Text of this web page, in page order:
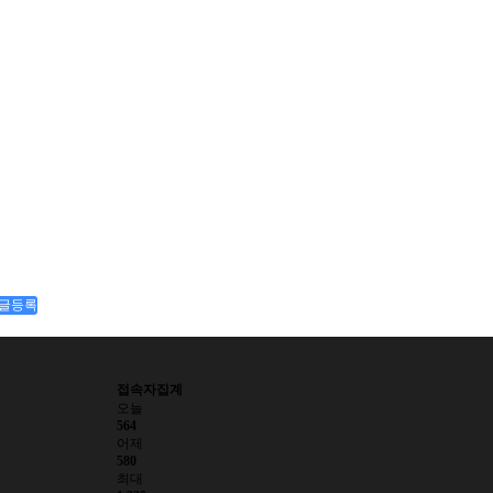
등록
접속자집계
오늘
564
어제
580
최대